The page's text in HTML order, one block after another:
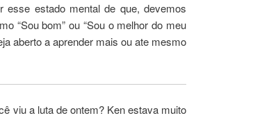
esse estado mental de que, devemos
“Sou bom” ou “Sou o melhor do meu
aberto a aprender mais ou ate mesmo
viu a luta de ontem? Ken estava muito